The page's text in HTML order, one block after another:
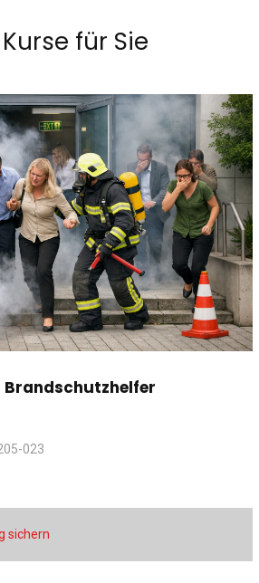
für Sie
Brandschutzhelfer
023
sichern